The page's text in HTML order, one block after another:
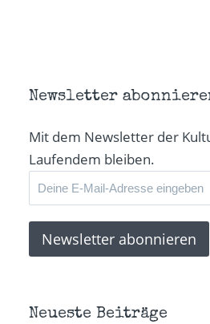
in
neuem
Newsletter
Mit dem Newsletter der
Laufendem bleiben.
Neueste Beiträge